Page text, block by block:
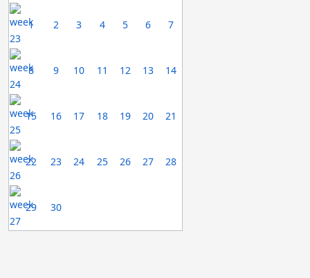
1 2 3 4 5 6 7
8 9 10 11 12 13 14
15 16 17 18 19 20 21
22 23 24 25 26 27 28
29 30